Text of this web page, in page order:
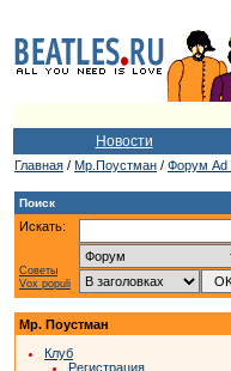
Новости
Главная / Мр.Поустман / Форум Ad
Поиск
Искать:
Советы
Vox populi
Мр. Поустман
Клуб
Регистрация